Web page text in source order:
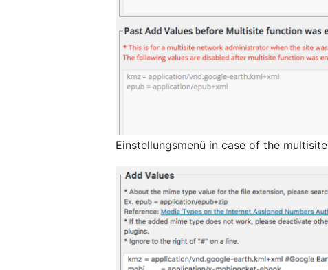
Einstellungsmenü in case of the multisite